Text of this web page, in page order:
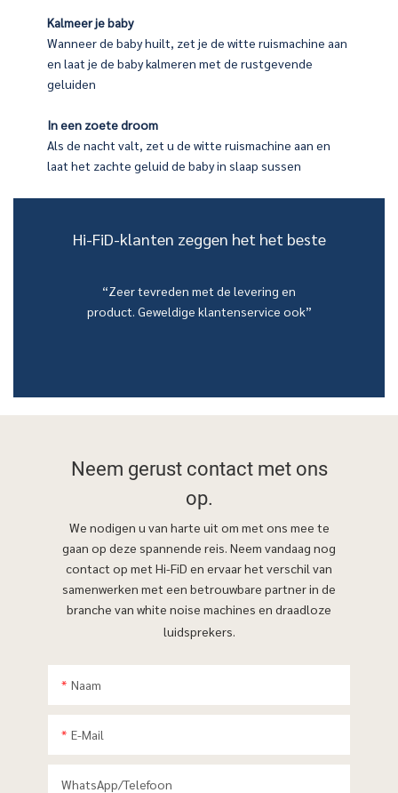
Kalmeer je baby
Wanneer de baby huilt, zet je de witte ruismachine aan
en laat je de baby kalmeren met de rustgevende
geluiden
In een zoete droom
Als de nacht valt, zet u de witte ruismachine aan en
laat het zachte geluid de baby in slaap sussen
hun kinderen te begeleiden
u naar bed gaat, en laat het zachte licht en de
Er komt dan een aangenaam en ontspannend
ontwerp zal ook uw avontuurlijke metgezel zijn
Hi-FiD-klanten zeggen het het beste
“Zeer tevreden met de levering en
product. Geweldige klantenservice ook”
Neem gerustcontact met ons
op.
We nodigen u van harte uit om met ons mee te
gaan op deze spannende reis. Neem vandaag nog
contact op met Hi-FiD en ervaar het verschil van
samenwerken met een betrouwbare partner in de
branche van white noise machines en draadloze
luidsprekers.
Naam
E-Mail
WhatsApp/telefoon